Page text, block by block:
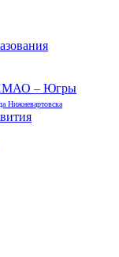
ХМАО – Югры
Нижневартовска